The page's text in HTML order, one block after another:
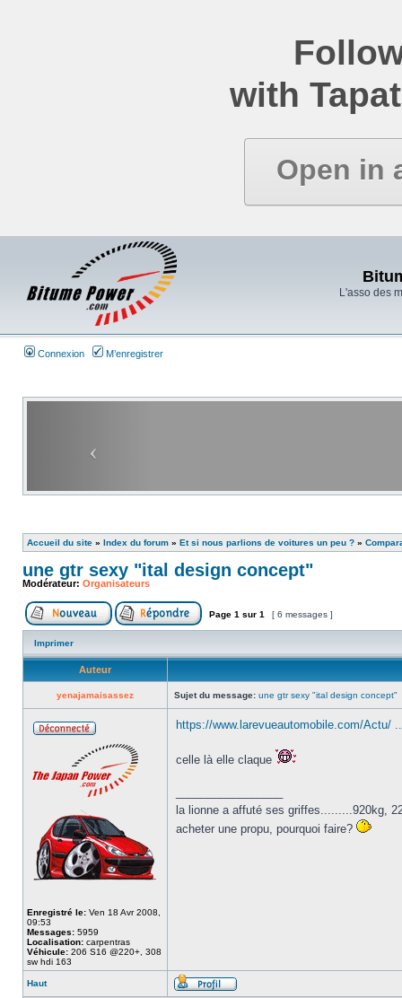
with
Open in
L'asso des
Connexion M’enregistrer
Accueil du site » Index du forum » Et si nous parlions de voitures un peu ? »
une gtr sexy "ital design concept"
Modérateur: Organisateurs
Page 1 sur 1 [ 6 messages ]
Imprimer
Auteur
yenajamaisassez Sujet du message: une gtr sexy "ital design concept"
Enregistré le: Ven 18 Avr 2008,
09:53
Messages: 5959
Localisation: carpentras
Véhicule: 206 S16 @220+, 308
sw hdi 163
https://www.larevueautomobile.com/Actu/
celle là elle claque
la lionne a affuté ses griffes.........920kg,
acheter une propu, pourquoi faire?
Haut